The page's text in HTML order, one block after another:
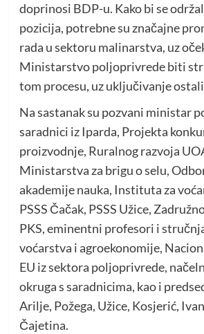
doprinosi BDP-u. Kako bi se
pozicija, potrebne su značajne
rada u sektoru malinarstva, uz
Ministarstvo poljoprivrede biti
tom procesu, uz uključivanje
Na sastanak su pozvani ministar
saradnici iz Iparda, Projekta
proizvodnje, Ruralnog razvoja
Ministarstva za brigu o selu,
akademije nauka, Instituta za
PSSS Čačak, PSSS Užice,
PKS, eminentni profesori i
voćarstva i agroekonomije,
EU iz sektora poljoprivrede,
okruga s saradnicima, kao i
Arilje, Požega, Užice, Kosjerić,
Čajetina.